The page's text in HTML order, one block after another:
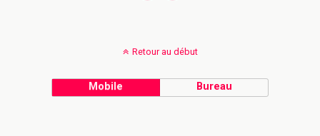
Retour au début
Mobile Bureau